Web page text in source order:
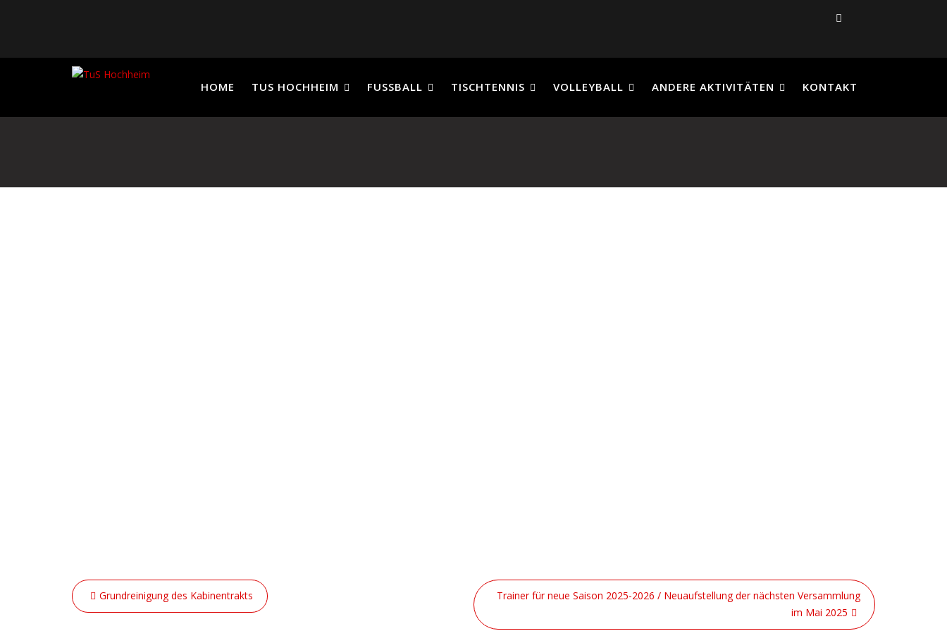
HOME TUS HOCHHEIM FUSSBALL TISCHTENNIS VOLLEYBALL ANDERE AKTIVITÄTEN KONTAKT
Beitragsnavigation
Grundreinigung des Kabinentrakts
Trainer für neue Saison 2025-2026 / Neuaufstellung der nächsten Versammlung
im Mai 2025
SUCHE